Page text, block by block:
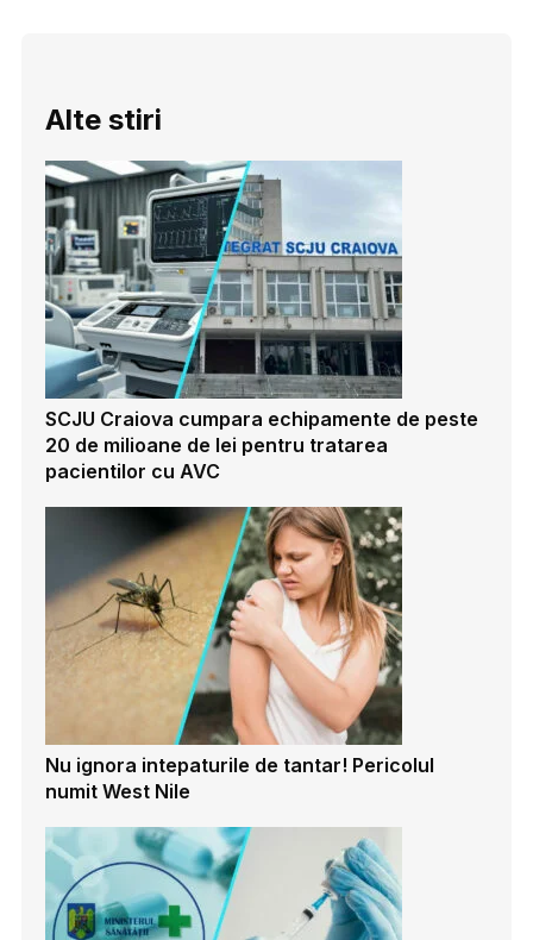
Alte stiri
SCJU Craiova cumpara echipamente de peste
20 de milioane de lei pentru tratarea
pacientilor cu AVC
Nu ignora intepaturile de tantar! Pericolul
numit West Nile